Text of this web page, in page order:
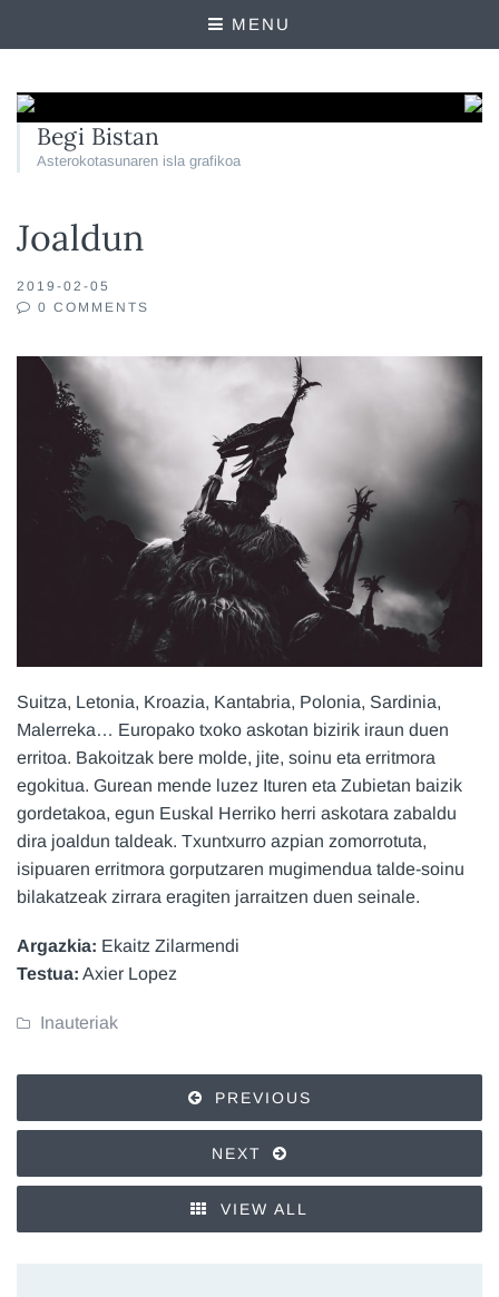
MENU
Begi Bistan
Asterokotasunaren isla grafikoa
Joaldun
2019-02-05
0 COMMENTS
Suitza, Letonia, Kroazia, Kantabria, Polonia, Sardinia,
Malerreka… Europako txoko askotan bizirik iraun duen
erritoa. Bakoitzak bere molde, jite, soinu eta erritmora
egokitua. Gurean mende luzez Ituren eta Zubietan baizik
gordetakoa, egun Euskal Herriko herri askotara zabaldu
dira joaldun taldeak. Txuntxurro azpian zomorrotuta,
isipuaren erritmora gorputzaren mugimendua talde-soinu
bilakatzeak zirrara eragiten jarraitzen duen seinale.
Argazkia: Ekaitz Zilarmendi
Testua: Axier Lopez
Inauteriak
PREVIOUS
NEXT
VIEW ALL